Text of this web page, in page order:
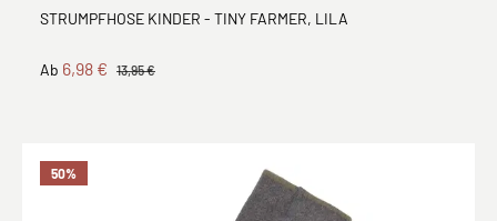
STRUMPFHOSE KINDER - TINY FARMER, LILA
Ab 6,98 € 13,95 €
50%